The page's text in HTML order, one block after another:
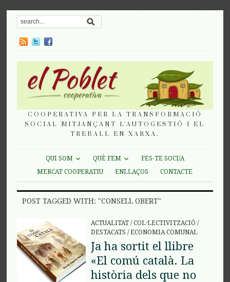
COOPERATIVA PER LA TRANSFORMACIÓ
SOCIAL MITJANÇANT L'AUTOGESTIÓ I EL
TREBALL EN XARXA.
QUI SOM QUÈ FEM
FES-TE SOCI/A
MERCAT COOPERATIU
ENLLAÇOS CONTACTE
POST TAGGED WITH: "CONSELL OBERT"
ACTUALITAT/COL·LECTIVITZACIÓ /
DESTACATS /ECONOMIA COMUNAL
Ja ha sortit el llibre
«El comú català. La
història dels que no